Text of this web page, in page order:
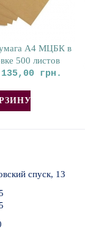
А4 МЦБК в
500 листов
135,00 грн.
спуск, 13